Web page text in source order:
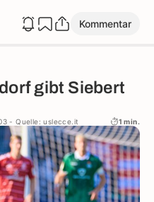
Kommentar
gibt Siebert
- Quelle: uslecce.it 1 min.